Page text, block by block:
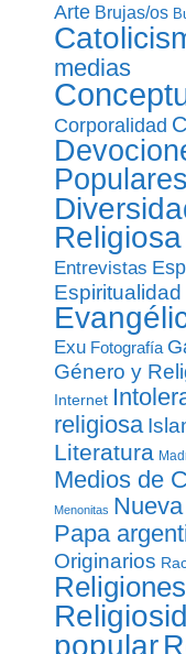
Arte Brujas/os
medias
Corporalidad
Populares
Religiosa
Entrevistas
Espiritualidad
Exu Fotografía
Género y
Internet
religiosa
Literatura
Medios de
Menonitas
Papa
Originarios
popular